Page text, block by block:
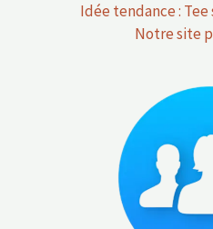
Idée tendance :
Notre site